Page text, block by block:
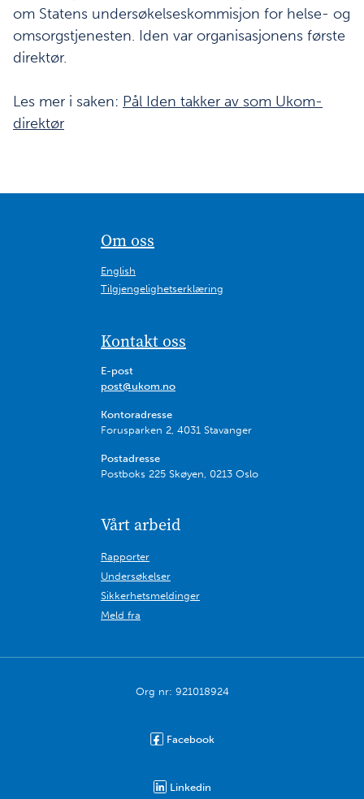
om Statens undersøkelseskommisjon for helse- og
omsorgstjenesten. Iden var organisasjonens første
direktør.
Les mer i saken: Pål Iden takker av som Ukom-
direktør
Vårt arbeid
Rapporter
Undersøkelser
Sikkerhetsmeldinger
Meld fra
Om oss
English
Tilgjengelighetserklæring
Kontakt oss
E-post
post@ukom.no
Kontoradresse
Forusparken 2, 4031 Stavanger
Postadresse
Postboks 225 Skøyen, 0213 Oslo
Org nr: 921018924
Facebook
Linkedin